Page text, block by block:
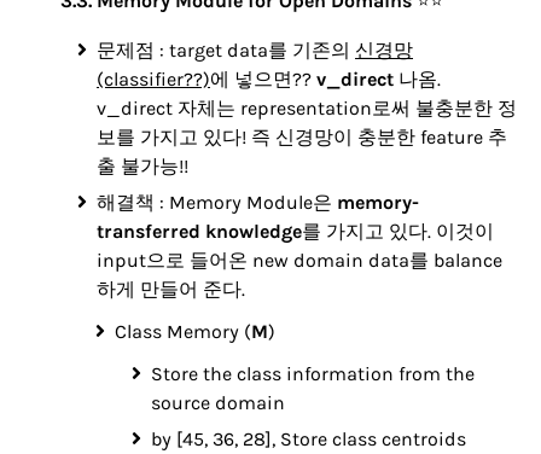
문제점 : target data를 기존의 신경망
(classifier??)에 넣으면?? v_direct 나옴.
v_direct 자체는 representation로써 불충분한 정
보를 가지고 있다! 즉 신경망이 충분한 feature 추
출 불가능!!
해결책 : Memory Module은 memory-
transferred knowledge를 가지고 있다. 이것이
input으로 들어온 new domain data를 balance
하게 만들어 준다.
Class Memory (M)
Store the class information from the
source domain
by [45, 36, 28], Store class centroids